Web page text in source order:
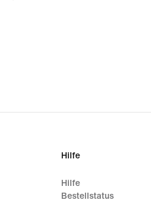
Hilfe
Hilfe
Bestellstatus